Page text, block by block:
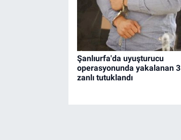
Şanlıurfa'da uyuşturucu
operasyonunda yakalanan 3
zanlı tutuklandı